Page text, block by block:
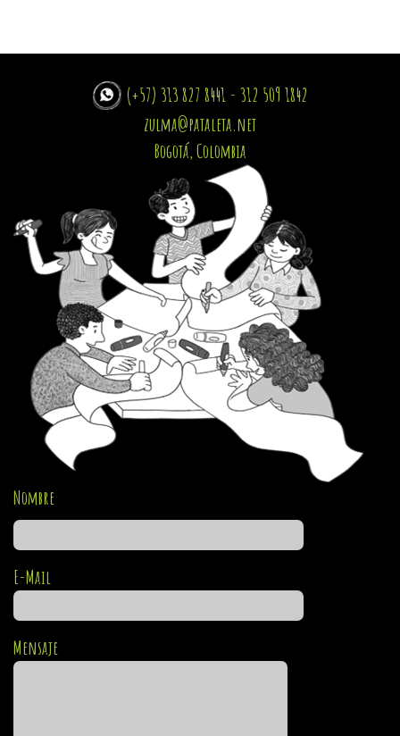
(+57) 313 827 8441 - 312 509 1842
zulma@pataleta.net
Bogotá, Colombia
Nombre
E-Mail
Mensaje